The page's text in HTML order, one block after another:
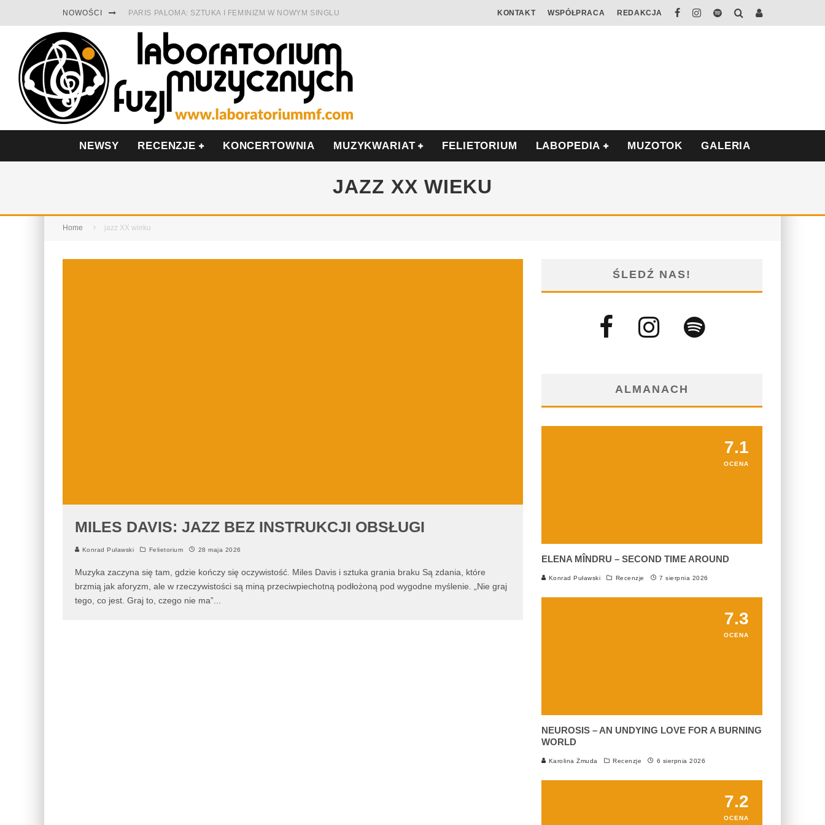
NOWOŚCI PARIS PALOMA: SZTUKA I FEMINIZM W NOWYM SINGLU
CINNAMON GUM MIĘDZY SOULEM A PAMIĘCIĄ
FRANCUSKI PROG METAL WEDŁUG DUALISIS
LESZEK KUŁAKOWSKI NAGRAŁ JAZZFONIĘ O POLSCE
KONTAKT WSPÓŁPRACA REDAKCJA
NEWSY RECENZJE KONCERTOWNIA MUZYKWARIAT FELIETORIUM LABOPEDIA MUZOTOK GALERIA
JAZZ XX WIEKU
Home jazz XX wieku
MILES DAVIS: JAZZ BEZ INSTRUKCJI OBSŁUGI
Konrad Puławski Felietorium 28 maja 2026
Muzyka zaczyna się tam, gdzie kończy się oczywistość. Miles Davis i sztuka grania braku Są zdania, które
brzmią jak aforyzm, ale w rzeczywistości są miną przeciwpiechotną podłożoną pod wygodne myślenie. „Nie graj
tego, co jest. Graj to, czego nie ma”
ŚLEDŹ NAS!
ALMANACH
7.1
OCENA
ELENA MÎNDRU – SECOND TIME AROUND
Konrad Puławski Recenzje 7 sierpnia 2026
7.3
OCENA
NEUROSIS – AN UNDYING LOVE FOR A BURNING
WORLD
Karolina Żmuda Recenzje 6 sierpnia 2026
7.2
OCENA